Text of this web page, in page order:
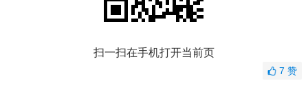
扫一扫在手机打开当前页
7赞